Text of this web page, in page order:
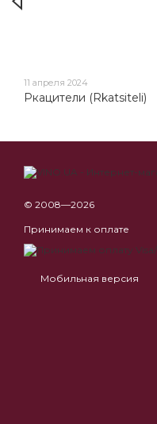
11 апреля 2024
Ркацители (Rkatsiteli)
© 2008—2026
Принимаем к оплате
Мобильная версия